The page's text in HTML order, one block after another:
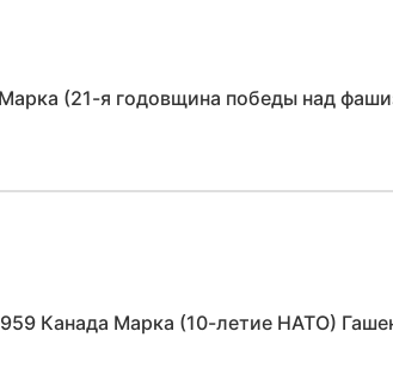
(21-я годовщина победы над
Канада Марка (10-летие НАТО)